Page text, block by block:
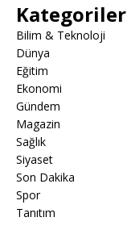
Kategoriler
Bilim & Teknoloji
Dünya
Eğitim
Ekonomi
Gündem
Magazin
Sağlık
Siyaset
Son Dakika
Spor
Tanıtım